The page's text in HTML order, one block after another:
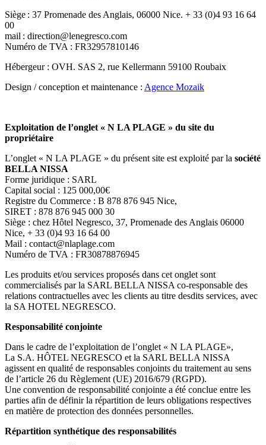
Siège : 37 Promenade des Anglais, 06000 Nice. + 33 (0)4 93 16 64
00
mail : direction@lenegresco.com
Numéro de TVA : FR32957810146
Hébergeur : OVH. SAS 2, rue Kellermann 59100 Roubaix
Design / conception et maintenance : Agence Mozaik
Exploitation de l’onglet « N LA PLAGE » du site du
propriétaire
L’onglet « N LA PLAGE » du présent site est exploité par la société
BELLA NISSA
Forme juridique : SARL
Capital social : 125 000,00€
Registre du Commerce : B 878 876 945 Nice,
SIRET : 878 876 945 000 30
Siège : chez Hôtel Negresco, 37, Promenade des Anglais 06000
Nice, + 33 (0)4 93 16 64 00
Mail : contact@nlaplage.com
Numéro de TVA : FR30878876945
Les produits et/ou services proposés dans cet onglet sont
commercialisés par la SARL BELLA NISSA co-responsable des
relations contractuelles avec les clients au titre desdits services, avec
la SA HOTEL NEGRESCO.
Responsabilité conjointe
Dans le cadre de l’exploitation de l’onglet « N LA PLAGE»,
La S.A. HÔTEL NEGRESCO et la SARL BELLA NISSA
agissent en qualité de responsables conjoints du traitement au sens
de l’article 26 du Règlement (UE) 2016/679 (RGPD).
Une convention de responsabilité conjointe a été conclue entre les
parties afin de définir la répartition de leurs obligations respectives
en matière de protection des données personnelles.
Répartition synthétique des responsabilités